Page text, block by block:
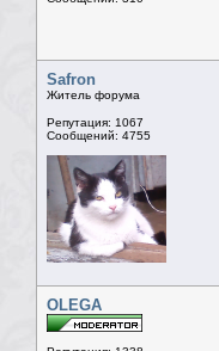
Safron
Житель форума
Репутация: 1067
Сообщений: 4755
OLEGA